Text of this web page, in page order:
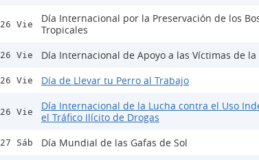
26 Vie
Día Internacional por la Preservación de los
Tropicales
26 Vie Día Internacional de Apoyo a las Víctimas de la
26 Vie Día de Llevar tu Perro al Trabajo
26 Vie
Día Internacional de la Lucha contra el Uso
el Tráfico Ilícito de Drogas
27 Sáb Día Mundial de las Gafas de Sol